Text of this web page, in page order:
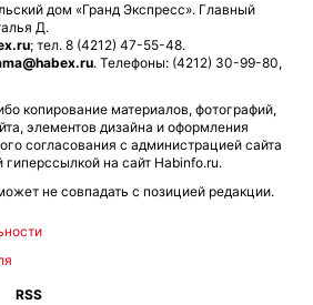
дом «Гранд Экспресс». Главный
Д.
; тел. 8 (4212) 47-55-48.
. Телефоны: (4212) 30-99-80,
копирование материалов, фотографий,
элементов дизайна и оформления
согласования с администрацией сайта
на сайт Habinfo.ru.
не совпадать с позицией редакции.
RSS